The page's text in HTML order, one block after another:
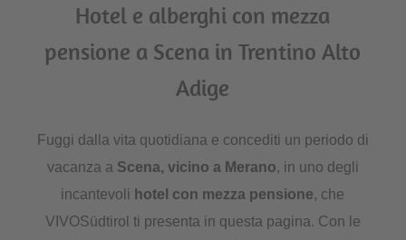
Hotel e alberghi con mezza
pensione a Scena in Trentino Alto
Adige
Fuggi dalla vita quotidiana e concediti un periodo di
vacanza a Scena, vicino a Merano, in uno degli
incantevoli hotel con mezza pensione, che
VIVOSüdtirol ti presenta in questa pagina. Con le